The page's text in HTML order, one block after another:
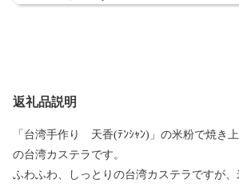
返礼品説明
「台湾手作り 天香(ﾃﾝｼｬﾝ)」の米粉で焼き
の台湾カステラです。
ふわふわ、しっとりの台湾カステラですが、